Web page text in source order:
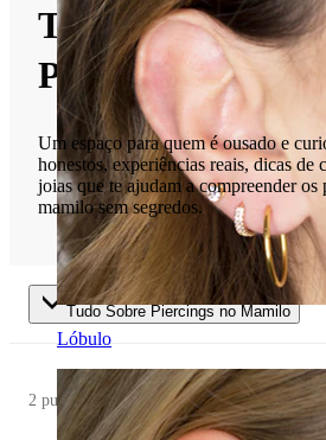
Lóbulo
TUDO SOBRE
PIERCINGS
Um espaço para quem é ousado e
honestos, experiências reais, dicas de
joias que te ajudam a compreender os
mamilo sem segredos.
Tudo Sobre Piercings no Mamilo
2 publicações